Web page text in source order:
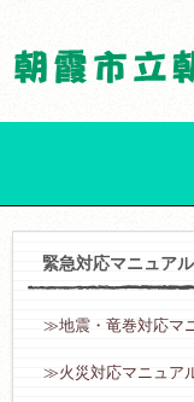
緊急対応マニュアル
≫地震・竜巻対応マ
≫火災対応マニュア